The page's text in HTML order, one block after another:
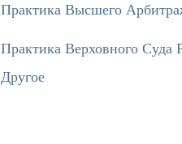
Практика Высшего
Практика Верховного Суда
Другое